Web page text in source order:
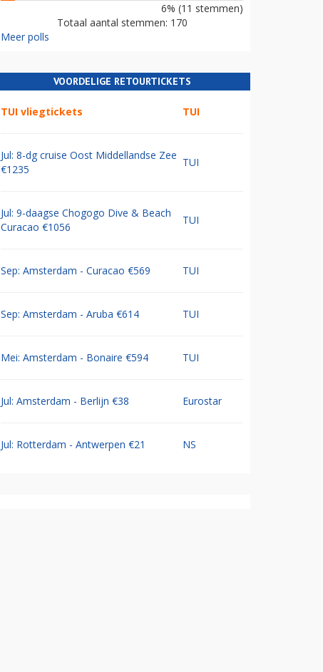
6% (11 stemmen)
Totaal aantal stemmen: 170
Meer polls
VOORDELIGE RETOURTICKETS
TUI vliegtickets TUI
Jul: 8-dg cruise Oost Middellandse Zee
€1235
TUI
Jul: 9-daagse Chogogo Dive & Beach
Curacao €1056
TUI
Sep: Amsterdam - Curacao €569 TUI
Sep: Amsterdam - Aruba €614 TUI
Mei: Amsterdam - Bonaire €594 TUI
Jul: Amsterdam - Berlijn €38 Eurostar
Jul: Rotterdam - Antwerpen €21 NS